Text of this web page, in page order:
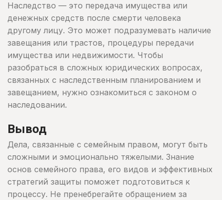
Наследство — это передача имущества или
денежных средств после смерти человека
другому лицу. Это может подразумевать наличие
завещания или трастов, процедуры передачи
имущества или недвижимости. Чтобы
разобраться в сложных юридических вопросах,
связанных с наследственным планированием и
завещанием, нужно ознакомиться с законом о
наследовании.
Вывод
Дела, связанные с семейным правом, могут быть
сложными и эмоционально тяжелыми. Знание
основ семейного права, его видов и эффективных
стратегий защиты поможет подготовиться к
процессу. Не пренебрегайте обращением за